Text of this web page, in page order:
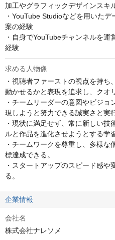
加工やグラフィックデザインスキ
・YouTube Studioなどを用いた
案の経験
・自身でYouTubeチャンネルを
経験
求める人物像
・視聴者ファーストの視点を持
動かせるかと表現を追求し、クオ
・チームリーダーの意図やビジ
現しようと努力できる誠実さと実
・現状に満足せず、常に新しい
ルと作品を進化させようとする学
・チームワークを尊重し、多様な
標達成できる。
・スタートアップのスピード感や
る。
企業情報
会社名
株式会社ナレソメ